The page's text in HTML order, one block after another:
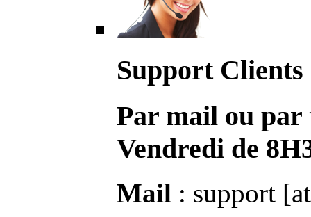
Support Clients
Par mail ou par
Vendredi de
Mail : support